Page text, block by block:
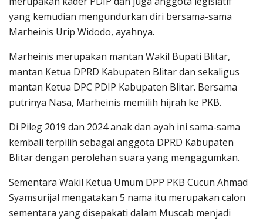
yang kemudian mengundurkan diri bersama-sama
Marheinis Urip Widodo, ayahnya.
Marheinis merupakan mantan Wakil Bupati Blitar,
mantan Ketua DPRD Kabupaten Blitar dan sekaligus
mantan Ketua DPC PDIP Kabupaten Blitar. Bersama
putrinya Nasa, Marheinis memilih hijrah ke PKB.
Di Pileg 2019 dan 2024 anak dan ayah ini sama-sama
kembali terpilih sebagai anggota DPRD Kabupaten
Blitar dengan perolehan suara yang mengagumkan.
Sementara Wakil Ketua Umum DPP PKB Cucun Ahmad
Syamsurijal mengatakan 5 nama itu merupakan calon
sementara yang disepakati dalam Muscab menjadi